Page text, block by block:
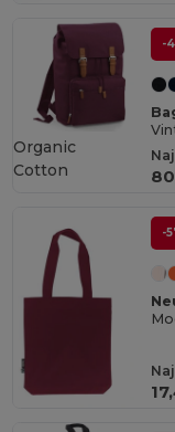
-
Organic
Cotton
-